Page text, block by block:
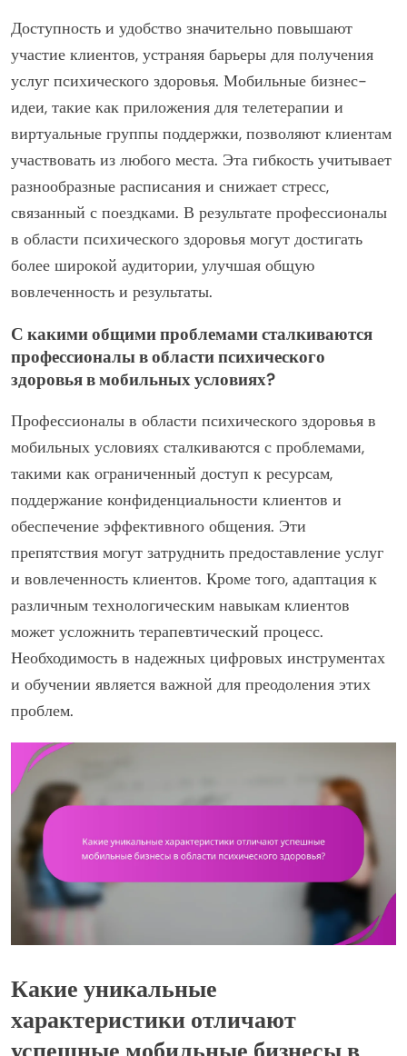
Доступность и удобство значительно повышают
участие клиентов, устраняя барьеры для получения
услуг психического здоровья. Мобильные бизнес-
идеи, такие как приложения для телетерапии и
виртуальные группы поддержки, позволяют клиентам
участвовать из любого места. Эта гибкость учитывает
разнообразные расписания и снижает стресс,
связанный с поездками. В результате профессионалы
в области психического здоровья могут достигать
более широкой аудитории, улучшая общую
вовлеченность и результаты.
С какими общими проблемами сталкиваются
профессионалы в области психического
здоровья в мобильных условиях?
Профессионалы в области психического здоровья в
мобильных условиях сталкиваются с проблемами,
такими как ограниченный доступ к ресурсам,
поддержание конфиденциальности клиентов и
обеспечение эффективного общения. Эти
препятствия могут затруднить предоставление услуг
и вовлеченность клиентов. Кроме того, адаптация к
различным технологическим навыкам клиентов
может усложнить терапевтический процесс.
Необходимость в надежных цифровых инструментах
и обучении является важной для преодоления этих
проблем.
Какие уникальные
характеристики отличают